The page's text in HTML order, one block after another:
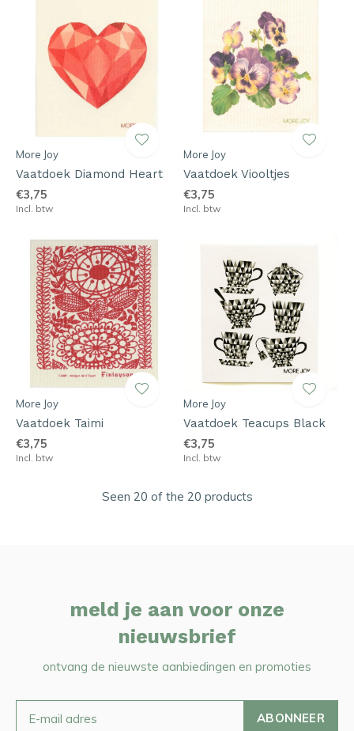
More Joy
Vaatdoek Diamond Heart
€3,75
Incl. btw
More Joy
Vaatdoek Viooltjes
€3,75
Incl. btw
More Joy
Vaatdoek Taimi
€3,75
Incl. btw
More Joy
Vaatdoek Teacups Black
€3,75
Incl. btw
Seen 20 of the 20 products
meld je aan voor onze
nieuwsbrief
ontvang de nieuwste aanbiedingen en promoties
ABONNEER